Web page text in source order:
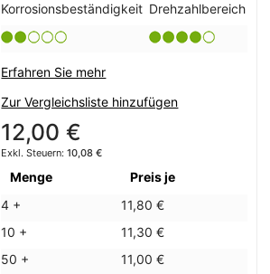
Korrosionsbeständigkeit Drehzahlbereich
Erfahren Sie mehr
Zur Vergleichsliste hinzufügen
12,00 €
10,08 €
Menge
Preis je
4 +
11,80 €
10 +
11,30 €
50 +
11,00 €